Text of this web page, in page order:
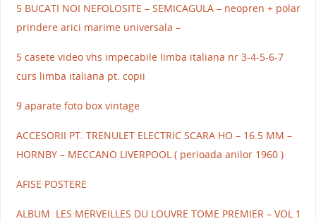
5 BUCATI NOI NEFOLOSITE – SEMICAGULA – neopren + polar
prindere arici marime universala –
5 casete video vhs impecabile limba italiana nr 3-4-5-6-7
curs limba italiana pt. copii
9 aparate foto box vintage
ACCESORII PT. TRENULET ELECTRIC SCARA HO – 16.5 MM –
HORNBY – MECCANO LIVERPOOL ( perioada anilor 1960 )
AFISE POSTERE
ALBUM LES MERVEILLES DU LOUVRE TOME PREMIER – VOL 1